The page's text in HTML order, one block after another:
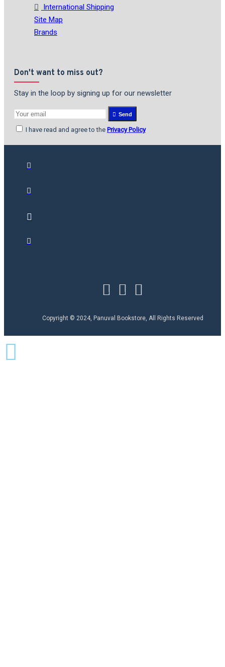
International Shipping
Site Map
Brands
Don't want to miss out?
Stay in the loop by signing up for our newsletter
Send
I have read and agree to the Privacy Policy
Copyright © 2024, Panuval Bookstore, All Rights Reserved